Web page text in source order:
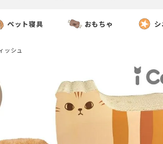
ペット寝具 おもちゃ
ッシュ